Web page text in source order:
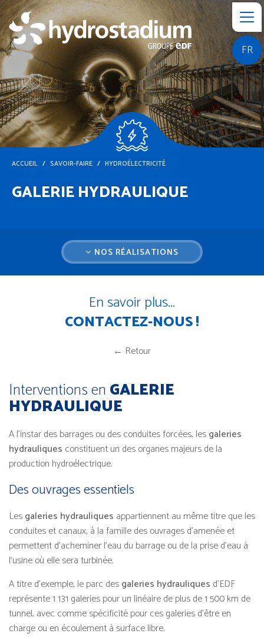
FR
ACCUEIL SAVOIR-FAIRE HYDROÉLECTRICITÉ
GALERIE HYDRAULIQUE
NOS RÉALISATIONS
En savoir plus...
CONTACTEZ-NOUS !
← Retour
Interventions en GALERIE
HYDRAULIQUE
A l’instar des barrages ou des conduites forcées, lesgaleries
hydrauliques constituent un des organes majeurs de la
production hydroélectrique.
Des ouvrages essentiels
Lesgaleries hydrauliques appartiennent au même titre que les
conduites et canaux, à la famille des ouvrages d’amenée et
permettent d’acheminer l’eau du barrage ou de la prise d’eau à
l’usine où elle sera turbinée.
A titre d’exemple, le parc desgaleries hydrauliques d’EDF
représente 1 131 galeries pour un linéaire de plus de 1 500 km de
tunnel, avec comme spécificité pour ces galeries d’être en
charge ou en écoulement à surface libre.